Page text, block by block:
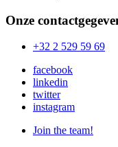
Onze
+32 2 529 59 69
facebook
linkedin
twitter
instagram
Join the team!